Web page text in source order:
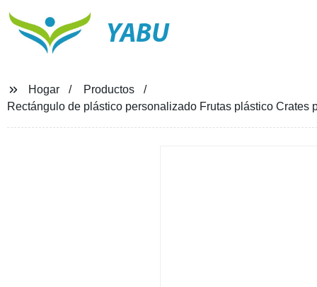
YABU
Hogar
Productos
Rectángulo de plástico personalizado Frutas plástico